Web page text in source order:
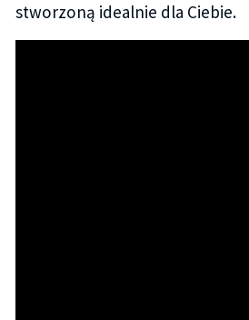
stworzoną idealnie dla Ciebie.